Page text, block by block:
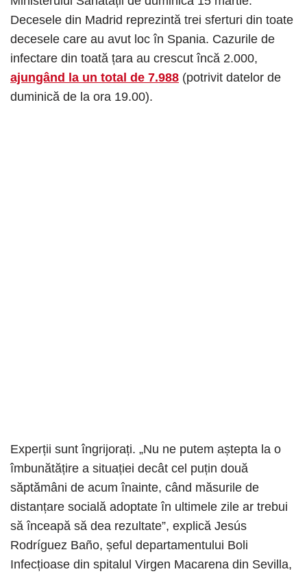
Decesele din Madrid reprezintă trei sferturi din toate
decesele care au avut loc în Spania. Cazurile de
infectare din toată țara au crescut încă 2.000,
ajungând la un total de 7.988 (potrivit datelor de
duminică de la ora 19.00).
Experții sunt îngrijorați. „Nu ne putem aștepta la o
îmbunătățire a situației decât cel puțin două
săptămâni de acum înainte, când măsurile de
distanțare socială adoptate în ultimele zile ar trebui
să înceapă să dea rezultate”, explică Jesús
Rodríguez Baño, șeful departamentului Boli
Infecțioase din spitalul Virgen Macarena din Sevilla,